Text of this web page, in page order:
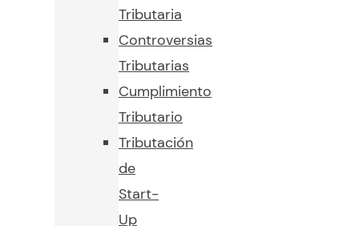
Tributaria
Controversias
Tributarias
Cumplimiento
Tributario
Tributación
de
Start-
Up